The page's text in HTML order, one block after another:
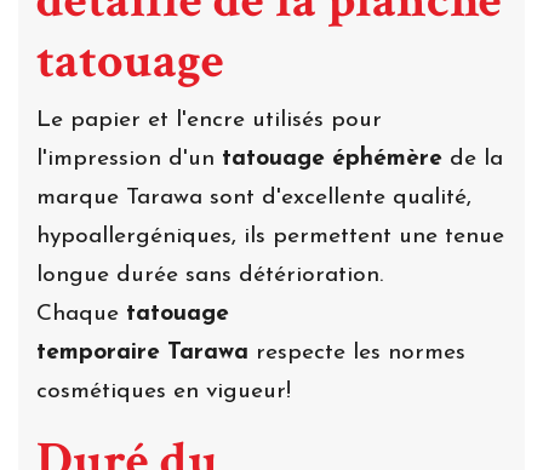
tatouage
Le papier et l'encre utilisés pour
l'impression d'un tatouage éphémère de la
marque Tarawa sont d'excellente qualité,
hypoallergéniques, ils permettent une tenue
longue durée sans détérioration.
Chaque tatouage
temporaire Tarawa respecte les normes
cosmétiques en vigueur!